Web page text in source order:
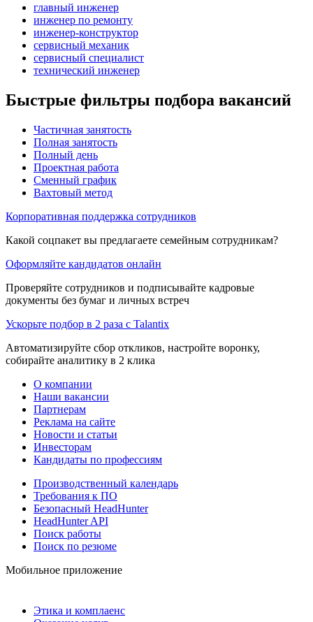
главный инженер
инженер по ремонту
инженер-конструктор
сервисный механик
сервисный специалист
технический инженер
Быстрые фильтры подбора вакансий
Частичная занятость
Полная занятость
Полный день
Проектная работа
Сменный график
Вахтовый метод
Корпоративная поддержка сотрудников
Какой соцпакет вы предлагаете семейным сотрудникам?
Оформляйте кандидатов онлайн
Проверяйте сотрудников и подписывайте кадровые
документы без бумаг и личных встреч
Ускорьте подбор в 2 раза с Talantix
Автоматизируйте сбор откликов, настройте воронку,
собирайте аналитику в 2 клика
О компании
Наши вакансии
Партнерам
Реклама на сайте
Новости и статьи
Инвесторам
Кандидаты по профессиям
Производственный календарь
Требования к ПО
Безопасный HeadHunter
HeadHunter API
Поиск работы
Поиск по резюме
Мобильное приложение
Этика и комплаенс